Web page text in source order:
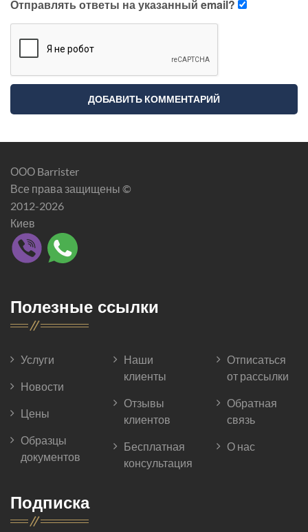
Отправлять ответы на указанный email?
ООО Barrister
Все права защищены ©
2012-2026
Киев
Полезные ссылки
Услуги
Новости
Цены
Образцы
документов
Наши
клиенты
Отзывы
клиентов
Бесплатная
консультация
Отписаться
от рассылки
Обратная
связь
О нас
Подписка